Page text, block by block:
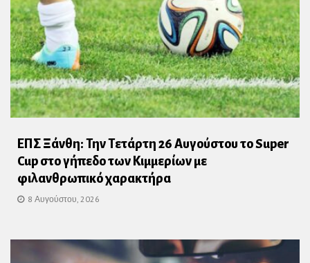
ΕΠΣ Ξάνθη: Την Τετάρτη 26 Αυγούστου το Super
Cup στο γήπεδο των Κιμμερίων με
φιλανθρωπικό χαρακτήρα
8 Αυγούστου, 2026